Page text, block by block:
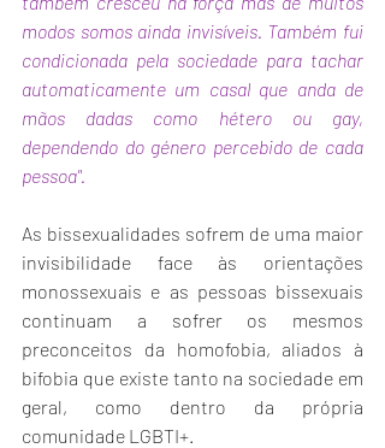
modos somos ainda invisíveis. Também fui
condicionada pela sociedade para tachar
automaticamente um casal que anda de
mãos dadas como hétero ou gay,
dependendo do género percebido de cada
pessoa".
As bissexualidades sofrem de uma maior
invisibilidade face às orientações
monossexuais e as pessoas bissexuais
continuam a sofrer os mesmos
preconceitos da homofobia, aliados à
bifobia que existe tanto na sociedade em
geral, como dentro da própria
comunidade LGBTI+.